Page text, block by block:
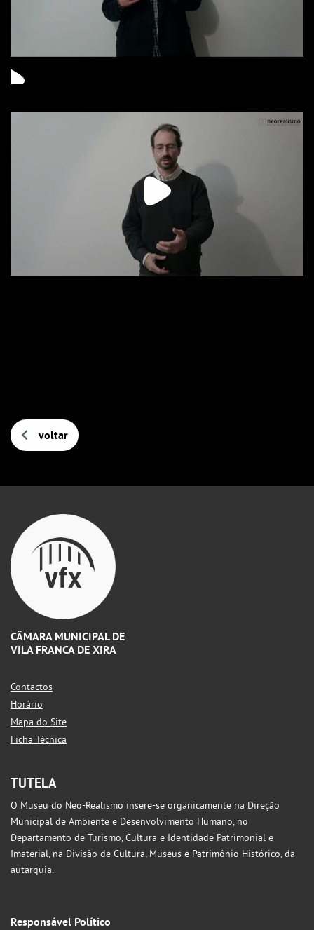
voltar
CÂMARA MUNICIPAL DE
VILA FRANCA DE XIRA
Contactos
Horário
Mapa do Site
Ficha Técnica
TUTELA
O Museu do Neo-Realismo insere-se organicamente na Direção
Municipal de Ambiente e Desenvolvimento Humano, no
Departamento de Turismo, Cultura e Identidade Patrimonial e
Imaterial, na Divisão de Cultura, Museus e Património Histórico, da
autarquia.
Responsável Político